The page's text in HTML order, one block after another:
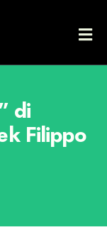
di
Filippo